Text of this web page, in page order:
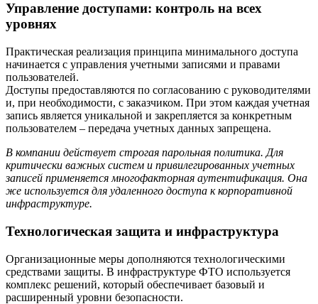
Управление доступами: контроль на всех
уровнях
Практическая реализация принципа минимального доступа
начинается с управления учетными записями и правами
пользователей.
Доступы предоставляются по согласованию с руководителями
и, при необходимости, с заказчиком. При этом каждая учетная
запись является уникальной и закрепляется за конкретным
пользователем – передача учетных данных запрещена.
В компании действует строгая парольная политика. Для
критически важных систем и привилегированных учетных
записей применяется многофакторная аутентификация. Она
же используется для удаленного доступа к корпоративной
инфраструктуре.
Технологическая защита и инфраструктура
Организационные меры дополняются технологическими
средствами защиты. В инфраструктуре ФТО используется
комплекс решений, который обеспечивает базовый и
расширенный уровни безопасности.